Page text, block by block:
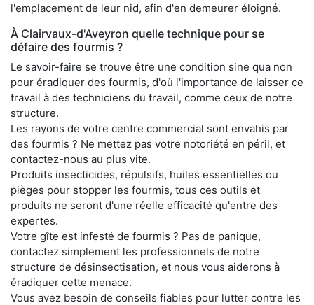
l'emplacement de leur nid, afin d'en demeurer éloigné.
À Clairvaux-d'Aveyron quelle technique pour se
défaire des fourmis ?
Le savoir-faire se trouve être une condition sine qua non
pour éradiquer des fourmis, d'où l'importance de laisser ce
travail à des techniciens du travail, comme ceux de notre
structure.
Les rayons de votre centre commercial sont envahis par
des fourmis ? Ne mettez pas votre notoriété en péril, et
contactez-nous au plus vite.
Produits insecticides, répulsifs, huiles essentielles ou
pièges pour stopper les fourmis, tous ces outils et
produits ne seront d'une réelle efficacité qu'entre des
expertes.
Votre gîte est infesté de fourmis ? Pas de panique,
contactez simplement les professionnels de notre
structure de désinsectisation, et nous vous aiderons à
éradiquer cette menace.
Vous avez besoin de conseils fiables pour lutter contre les